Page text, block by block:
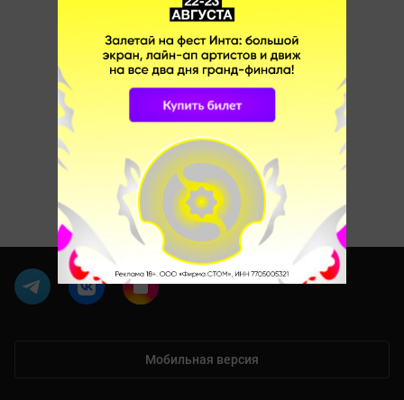
Мобильная версия